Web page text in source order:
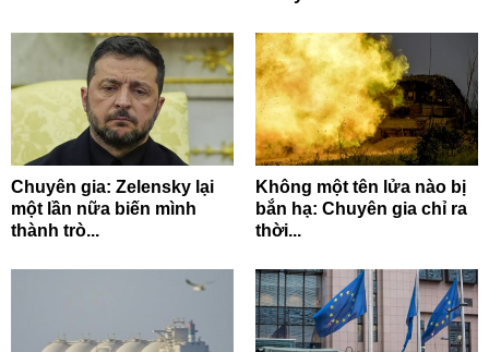
Chuyên gia: Zelensky lại
một lần nữa biến mình
thành trò...
Không một tên lửa nào bị
bắn hạ: Chuyên gia chỉ ra
thời...